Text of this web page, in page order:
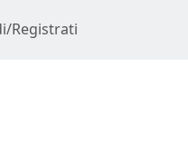
Registrati